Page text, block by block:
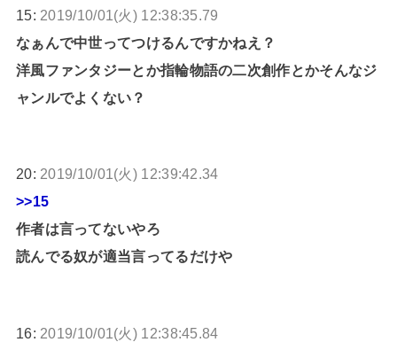
15: 2019/10/01(火) 12:38:35.79
なぁんで中世ってつけるんですかねえ？
洋風ファンタジーとか指輪物語の二次創作とかそんなジ
ャンルでよくない？
20: 2019/10/01(火) 12:39:42.34
>>15
作者は言ってないやろ
読んでる奴が適当言ってるだけや
16: 2019/10/01(火) 12:38:45.84